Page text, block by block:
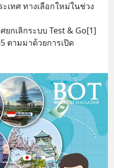
เทศ ทางเลือกใหม่ในช่วง
กเลิกระบบ Test & Go[1]
ตามมาด้วยการเปิด